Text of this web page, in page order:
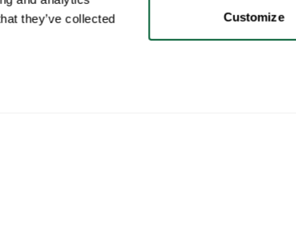
they’ve collected
Customize